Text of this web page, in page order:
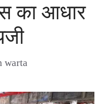
का आधार
warta